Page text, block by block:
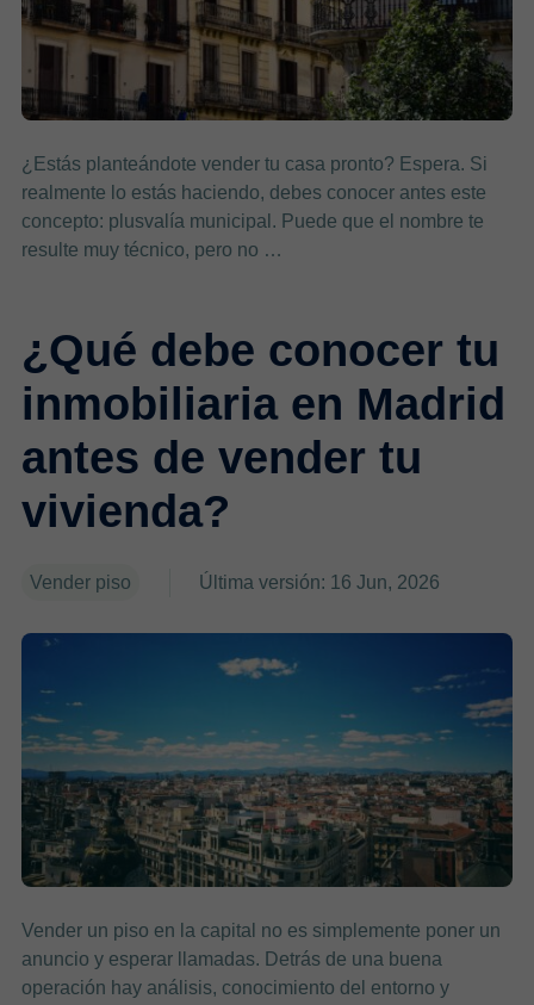
¿Estás planteándote vender tu casa pronto? Espera. Si
realmente lo estás haciendo, debes conocer antes este
concepto: plusvalía municipal. Puede que el nombre te
resulte muy técnico, pero no …
¿Qué debe conocer tu
inmobiliaria en Madrid
antes de vender tu
vivienda?
Vender piso Última versión: 16 Jun, 2026
Vender un piso en la capital no es simplemente poner un
anuncio y esperar llamadas. Detrás de una buena
operación hay análisis, conocimiento del entorno y